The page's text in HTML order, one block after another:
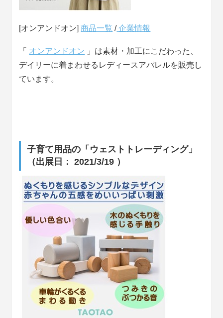
[オンアンドオン]商品一覧 /企業情報
「 オンアンドオン 」は素材・加工にこだわった、
デイリーに着まわせるレディースアパレルを販売し
ています。
子育て用品の「ウェストトレーディング」
（出展日： 2021/3/19 ）